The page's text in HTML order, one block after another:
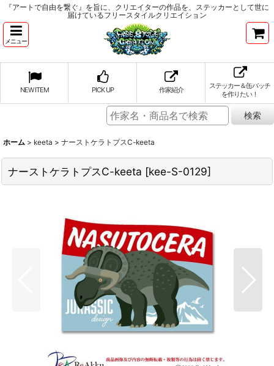
『アートで自由を繋ぐ』を旨に、クリエイターの作品を、ステッカーとして世に
届けているフリースタイルクリエイション
メニュー
NEW ITEM PICK UP 作家紹介
ステッカー＆缶バッチ
を作りたい！
ホーム > keeta > ナーストケラトプスC-keeta
ナーストケラトプスC-keeta [kee-S-0129]